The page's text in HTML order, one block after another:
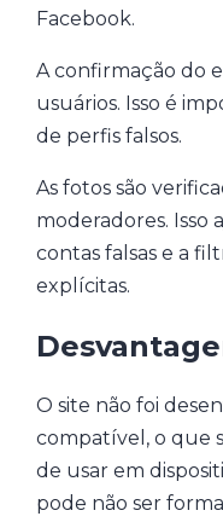
Facebook.
A confirmação do
usuários. Isso é
de perfis falsos.
As fotos são
moderadores. Isso
contas falsas e a
explícitas.
O site não foi
compatível, o que
de usar em
pode não ser